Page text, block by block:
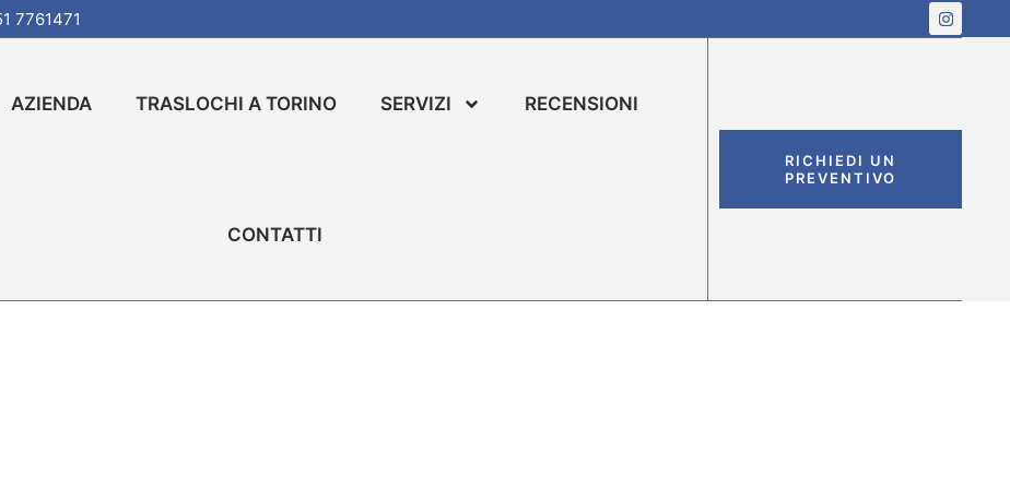
7761471
AZIENDA TRASLOCHI A TORINO SERVIZI RECENSIONI
CONTATTI
RICHIEDI UN
PREVENTIVO